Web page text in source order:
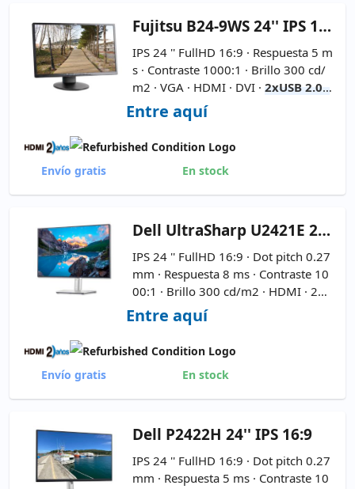
Fujitsu B24-9WS 24'' IPS 16:9
IPS 24 '' FullHD 16:9 · Respuesta 5 m
s · Contraste 1000:1 · Brillo 300 cd/
m2 · VGA · HDMI · DVI · 2xUSB 2.0 -
Cable de Corriente y VGA Incluid
os
Entre aquí
Envío gratis En stock
Dell UltraSharp U2421E 24'' IPS 16:9
IPS 24 '' FullHD 16:9 · Dot pitch 0.27
mm · Respuesta 8 ms · Contraste 10
00:1 · Brillo 300 cd/m2 · HDMI · 2x
Display Port ·3xUSB 3.0 / 1x USB-C
- Cable de Corriente y DisplayPor
t Incluidos
Entre aquí
Envío gratis En stock
Dell P2422H 24'' IPS 16:9
IPS 24 '' FullHD 16:9 · Dot pitch 0.27
mm · Respuesta 5 ms · Contraste 10